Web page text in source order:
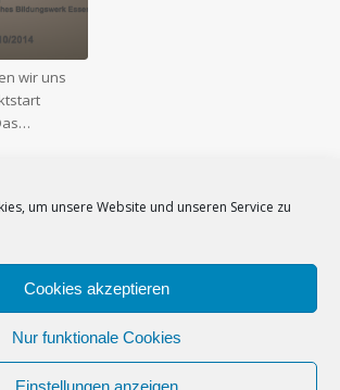
um unsere Website und unseren Service zu
Cookies akzeptieren
Nur funktionale Cookies
Einstellungen anzeigen
wir uns
–Cookie-Richtlinie (EU)–
Newsletter